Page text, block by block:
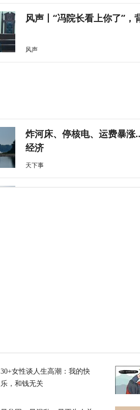
风声丨“冯院长看上你了”，
风声
炸河床、停核电、运费暴
经济
天下事
30+女性谈人生高潮：我的快
乐，和钱无关